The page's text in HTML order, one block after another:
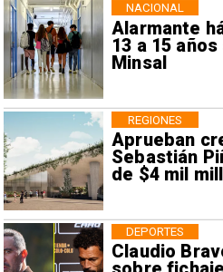
Alarmante
13 a 15
Minsal
NACIONAL
Aprueban
Sebastián
de $4 mil
REGIONES
Claudio
DEPORTES